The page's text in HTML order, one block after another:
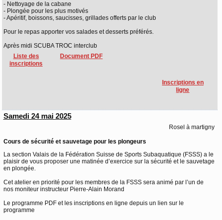
- Nettoyage de la cabane
- Plongée pour les plus motivés
- Apéritif, boissons, saucisses, grillades offerts par le club
Pour le repas apporter vos salades et desserts préférés.
Après midi SCUBA TROC interclub
Liste des
inscriptions
Document PDF
Inscriptions en
ligne
Samedi 24 mai 2025
Rosel à martigny
Cours de sécurité et sauvetage pour les plongeurs
La section Valais de la Fédération Suisse de Sports Subaquatique (FSSS) a le
plaisir de vous proposer une matinée d’exercice sur la sécurité et le sauvetage
en plongée.
Cet atelier en priorité pour les membres de la FSSS sera animé par l’un de
nos moniteur instructeur Pierre-Alain Morand
Le programme PDF et les inscriptions en ligne depuis un lien sur le
programme